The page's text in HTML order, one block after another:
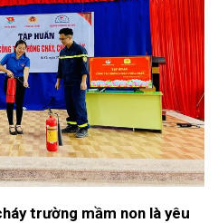
trường mầm non là yêu